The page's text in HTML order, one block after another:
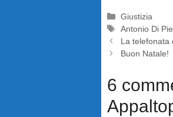
Categorie
Giustizia
Tag
Antonio Di
La telefonata
Buon Natale!
6